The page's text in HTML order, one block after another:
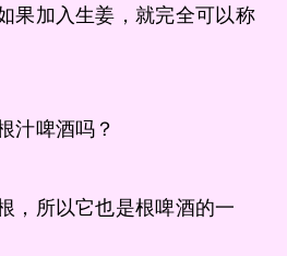
果加入生姜，就完全可以称
汁啤酒吗？
，所以它也是根啤酒的一